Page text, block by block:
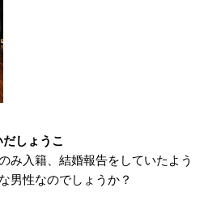
しょうこ
み入籍、結婚報告をしていたよう
男性なのでしょうか？